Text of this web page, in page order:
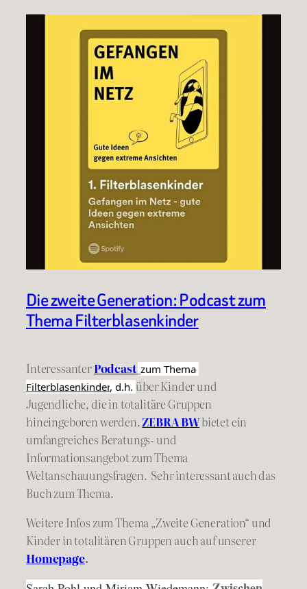
Die zweite Generation: Podcast zum
Thema Filterblasenkinder
InteressanterPodcast
Filterblasenkinder, d.h. über Kinder und
Jugendliche, die in totalitäre Gruppen
hineingeboren werden.ZEBRA BWbietet ein
umfangreiches Beratungs- und
Informationsangebot zum Thema
Weltanschauungsfragen. Sehr interessant auch das
Buch zum Thema.
Weitere Infos zum Thema „Zweite Generation“ und
Kinder in totalitären Gruppen auch auf unserer
Homepage.